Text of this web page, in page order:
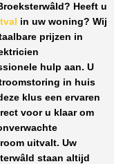
? Heeft u
in uw woning? Wij
prijzen in
hulp aan. U
in huis
klus een ervaren
voor u klaar om
uitvalt. Uw
staan altijd